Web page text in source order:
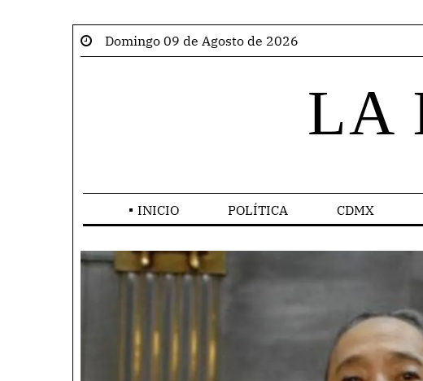
Domingo 09 de Agosto de 2026
LA
INICIO POLÍTICA CDMX